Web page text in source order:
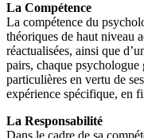
La Compétence
La compétence du
théoriques de haut niveau
réactualisées, ainsi que
pairs, chaque psychologue
particulières en vertu de
expérience spécifique, en
La Responsabilité